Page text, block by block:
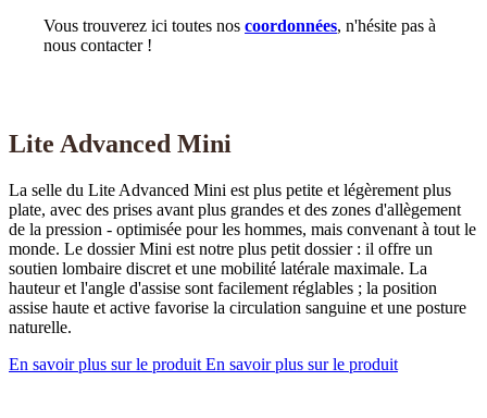
Vous trouverez ici toutes nos coordonnées, n'hésite pas à
nous contacter !
Lite Advanced Mini
La selle du Lite Advanced Mini est plus petite et légèrement plus
plate, avec des prises avant plus grandes et des zones d'allègement
de la pression - optimisée pour les hommes, mais convenant à tout le
monde. Le dossier Mini est notre plus petit dossier : il offre un
soutien lombaire discret et une mobilité latérale maximale. La
hauteur et l'angle d'assise sont facilement réglables ; la position
assise haute et active favorise la circulation sanguine et une posture
naturelle.
En savoir plus sur le produit En savoir plus sur le produit